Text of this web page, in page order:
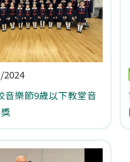
2024
音樂節9歲以下教堂音